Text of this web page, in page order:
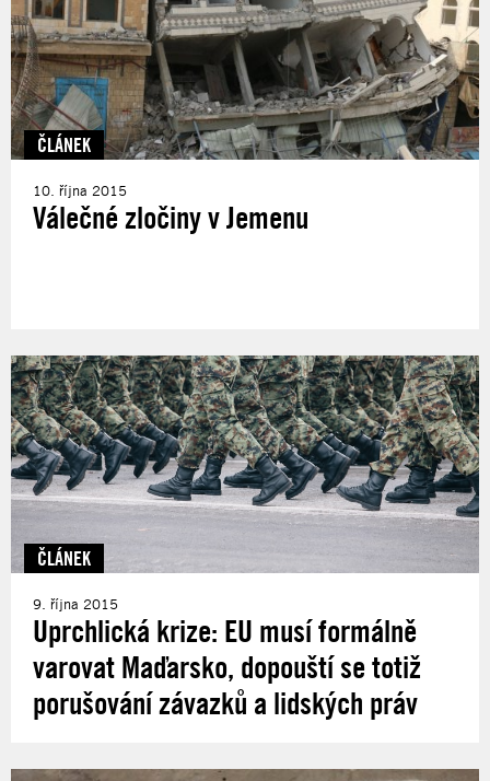
ČLÁNEK
10. října 2015
Válečné zločiny v Jemenu
ČLÁNEK
9. října 2015
Uprchlická krize: EU musí formálně
varovat Maďarsko, dopouští se totiž
porušování závazků a lidských práv